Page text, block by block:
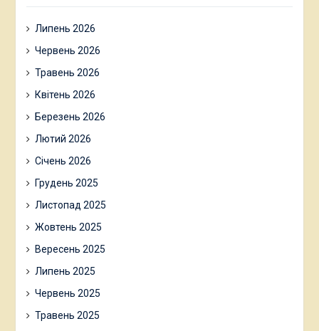
Липень 2026
Червень 2026
Травень 2026
Квітень 2026
Березень 2026
Лютий 2026
Січень 2026
Грудень 2025
Листопад 2025
Жовтень 2025
Вересень 2025
Липень 2025
Червень 2025
Травень 2025